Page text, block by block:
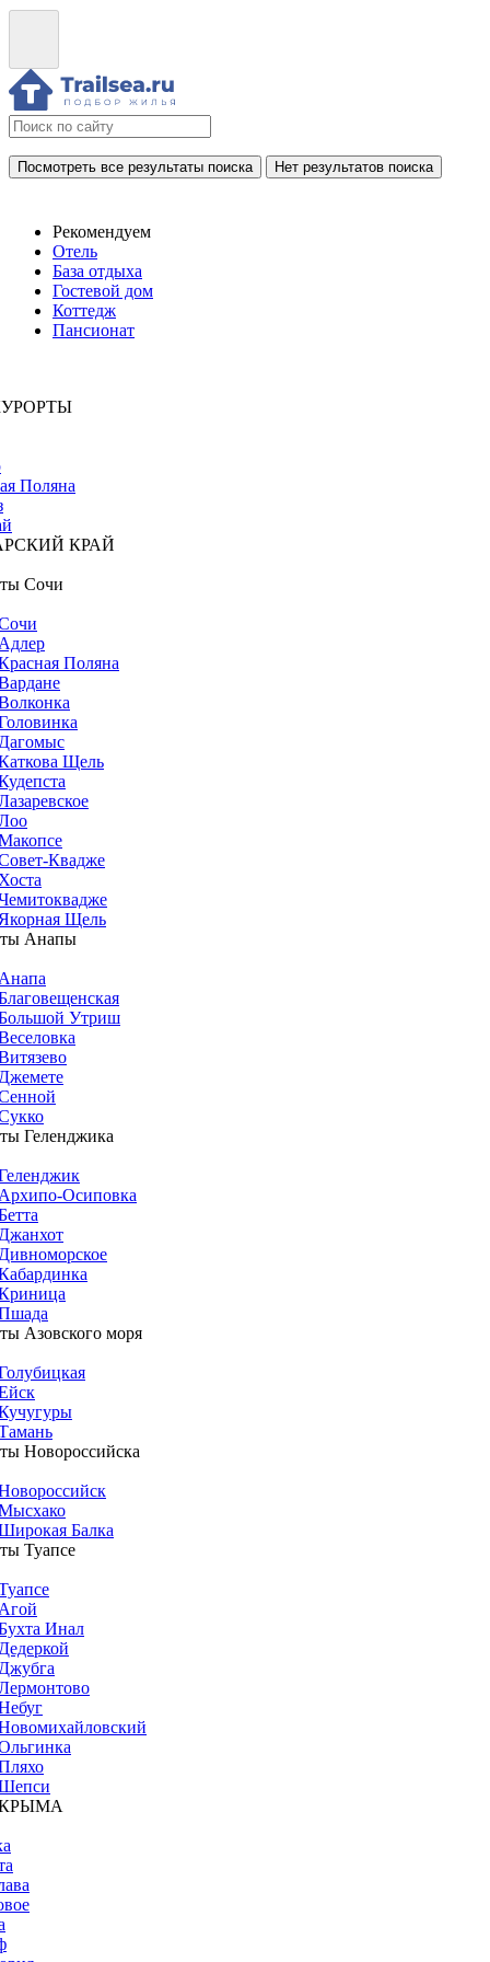
Посмотреть все результаты поиска Нет результатов поиска
Рекомендуем
Отель
База отдыха
Гостевой дом
Коттедж
Пансионат
Поляна
КРАЙ
Сочи
Поляна
Щель
Квадже
Щель
Анапы
Утриш
Геленджика
Осиповка
Азовского моря
Новороссийска
Балка
Туапсе
Инал